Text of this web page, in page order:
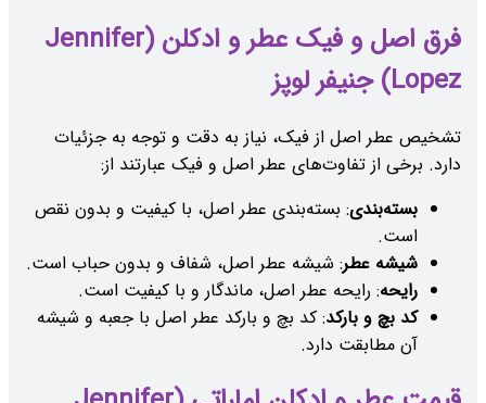
فرق اصل و فیک عطر و ادکلن (Jennifer
Lopez) جنیفر لوپز
تشخیص عطر اصل از فیک، نیاز به دقت و توجه به جزئیات
دارد. برخی از تفاوت‌های عطر اصل و فیک عبارتند از:
بسته‌بندی: بسته‌بندی عطر اصل، با کیفیت و بدون نقص
است.
شیشه عطر: شیشه عطر اصل، شفاف و بدون حباب است.
رایحه: رایحه عطر اصل، ماندگار و با کیفیت است.
کد بچ و بارکد: کد بچ و بارکد عطر اصل با جعبه و شیشه
آن مطابقت دارد.